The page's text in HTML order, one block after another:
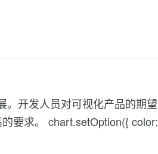
。开发人员对可视化产品的期望
要求。 chart.setOption({ color: